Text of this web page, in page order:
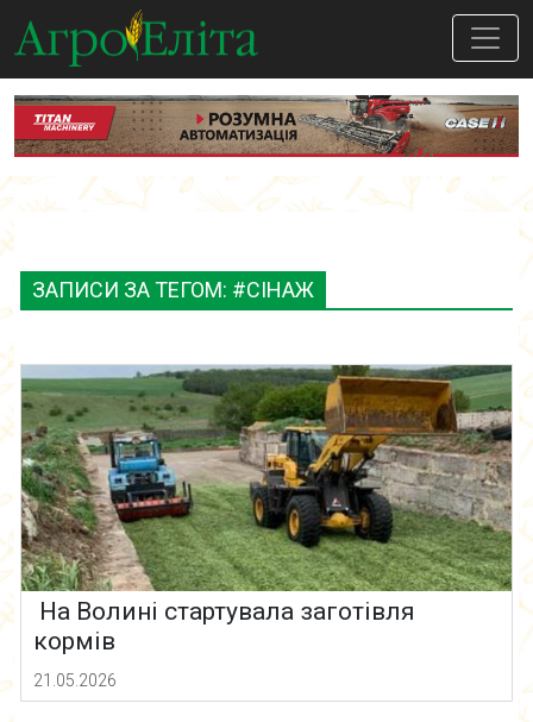
ЗАПИСИ ЗА ТЕГОМ: #СІНАЖ
На Волині стартувала заготівля
кормів
21.05.2026